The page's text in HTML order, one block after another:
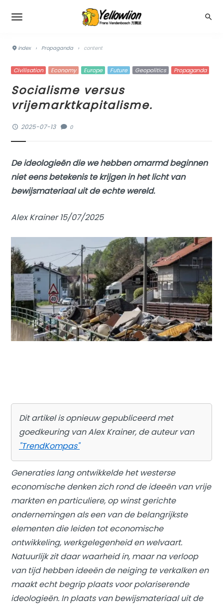
index › Propaganda › content
Civilisation Economy Europe Future Geopolitics Propaganda
Socialisme versus
vrijemarktkapitalisme.
2025-07-13 0
De ideologieën die we hebben omarmd beginnen
niet eens betekenis te krijgen in het licht van
bewijsmateriaal uit de echte wereld.
Alex Krainer 15/07/2025
Dit artikel is opnieuw gepubliceerd met
goedkeuring van Alex Krainer, de auteur van
"TrendKompas"
Generaties lang ontwikkelde het westerse
economische denken zich rond de ideeën van vrije
markten en particuliere, op winst gerichte
ondernemingen als een van de belangrijkste
elementen die leiden tot economische
ontwikkeling, werkgelegenheid en welvaart.
Natuurlijk zit daar waarheid in, maar na verloop
van tijd hebben ideeën de neiging te verkalken en
maakt echt begrip plaats voor polariserende
ideologieën. In plaats van bewijsmateriaal uit de